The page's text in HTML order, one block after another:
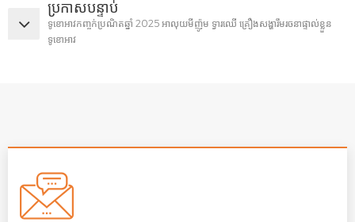
ប្រកាសបន្ទាប់
ទូខោអាវកញ្ចក់ប្រណិតឆ្នាំ 2025 អាលុយមីញ៉ូម ទ្វារឈើ គ្រឿងសង្ហារឹមរចនាផ្ទាល់ខ្លួន
ទូខោអាវ